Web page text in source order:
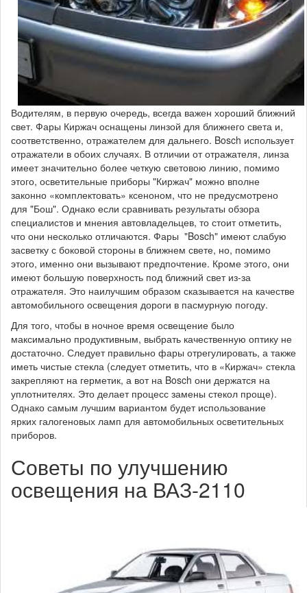
Водителям, в первую очередь, всегда важен хороший ближний
свет. Фары Киржач оснащены линзой для ближнего света и,
соответственно, отражателем для дальнего. Bosch использует
отражатели в обоих случаях. В отличии от отражателя, линза
имеет значительно более четкую световою линию, помимо
этого, осветительные приборы "Киржач" можно вполне
законно «комплектовать» ксеноном, что не предусмотрено
для "Бош". Однако если сравнивать результаты обзора
специалистов и мнения автовладельцев, то стоит отметить,
что они несколько отличаются. Фары "Bosch" имеют слабую
засветку с боковой стороны в ближнем свете, но, помимо
этого, именно они вызывают предпочтение. Кроме этого, они
имеют большую поверхность под ближний свет из-за
отражателя. Это наилучшим образом сказывается на качестве
автомобильного освещения дороги в пасмурную погоду.
Для того, чтобы в ночное время освещение было
максимально продуктивным, выбрать качественную оптику не
достаточно. Следует правильно фары отрегулировать, а также
иметь чистые стекла (следует отметить, что в «Киржач» стекла
закрепляют на герметик, а вот на Bosch они держатся на
уплотнителях. Это делает процесс замены стекол проще).
Однако самым лучшим вариантом будет использование
ярких галогеновых ламп для автомобильных осветительных
приборов.
Советы по улучшению
освещения на ВАЗ-2110